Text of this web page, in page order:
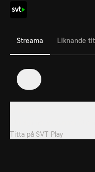
Streama Liknande
Titta på SVT Play